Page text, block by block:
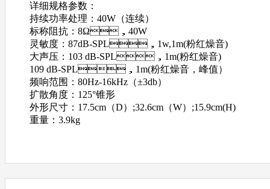
详细规格参数：
持续功率处理：40W（连续）
标称阻抗：8Ω，40W
灵敏度：87dB-SPL，1w,1m(粉红燥音)
大声压：103 dB-SPL，1m(粉红燥音)
109 dB-SPL，1m(粉红燥音，峰值）
频响范围：80Hz-16kHz（±3db）
扩散角度：125°锥形
外形尺寸：17.5cm（D）;32.6cm（W）;15.9cm(H)
重量：3.9kg